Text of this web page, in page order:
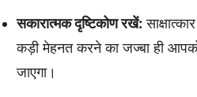
सकारात्मक दृष्टिकोण रखें:
कड़ी मेहनत करने का जज्बा ही
जाएगा।